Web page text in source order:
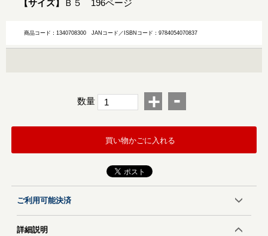
【サイズ】 Ｂ５ 196ページ
商品コード：1340708300JANコード／ISBNコード：9784054070837
数量 + -
買い物かごに入れる
ご利用可能決済
詳細説明